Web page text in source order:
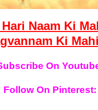
| Hari Naam Ki
Ki
On
Follow On